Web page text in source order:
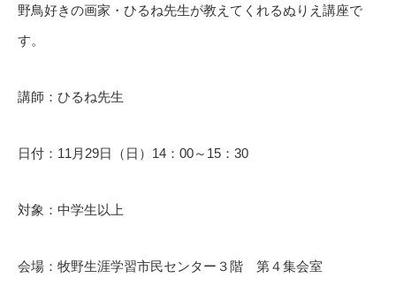
野鳥好きの画家・ひるね先生が教えてくれるぬりえ講座で
す。
講師：ひるね先生
日付：11月29日（日）14：00～15：30
対象：中学生以上
会場：牧野生涯学習市民センター３階 第４集会室